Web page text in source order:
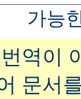
가능
역이
문서